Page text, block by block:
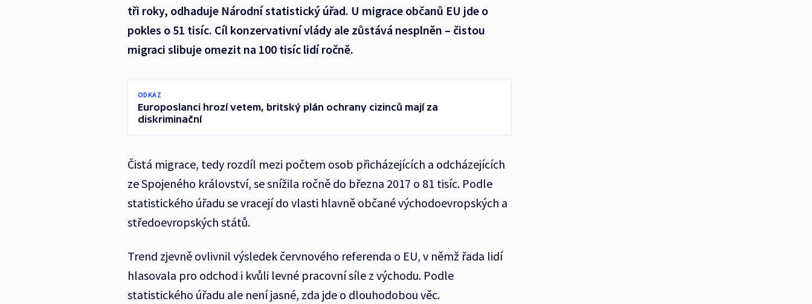
tři roky, odhaduje Národní statistický úřad. U migrace občanů EU jde o
pokles o 51 tisíc. Cíl konzervativní vlády ale zůstává nesplněn – čistou
migraci slibuje omezit na 100 tisíc lidí ročně.
ODKAZ
Europoslanci hrozí vetem, britský plán ochrany cizinců mají za
diskriminační
Čistá migrace, tedy rozdíl mezi počtem osob přicházejících a odcházejících
ze Spojeného království, se snížila ročně do března 2017 o 81 tisíc. Podle
statistického úřadu se vracejí do vlasti hlavně občané východoevropských a
středoevropských států.
Trend zjevně ovlivnil výsledek červnového referenda o EU, v němž řada lidí
hlasovala pro odchod i kvůli levné pracovní síle z východu. Podle
statistického úřadu ale není jasné, zda jde o dlouhodobou věc.